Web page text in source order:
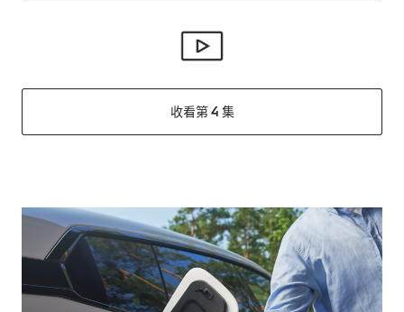
收看第 4 集